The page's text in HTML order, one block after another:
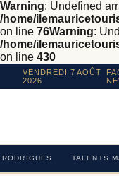
Warning: Undefined
/home/
on line 76Warning:
/home/
on line 430
VENDREDI 7 AOÛT
2026
RODRIGUES TALENTS